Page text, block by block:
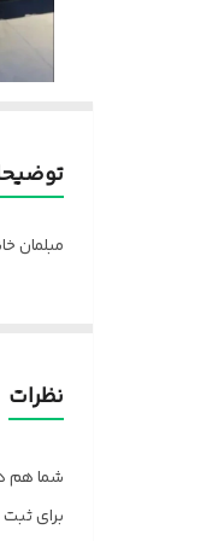
مبلمان خانگی
نظرات
شما هم
برای